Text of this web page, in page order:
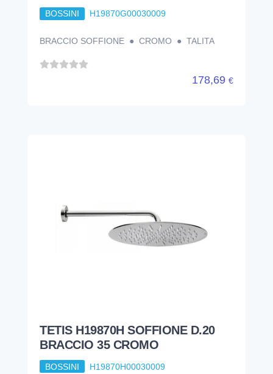
BOSSINI H19870G00030009
BRACCIO SOFFIONE ● CROMO ● TALITA
178,69 €
TETIS H19870H SOFFIONE D.20
BRACCIO 35 CROMO
BOSSINI H19870H00030009